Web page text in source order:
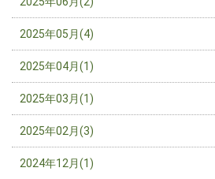
2025年05月(4)
2025年04月(1)
2025年03月(1)
2025年02月(3)
2024年12月(1)